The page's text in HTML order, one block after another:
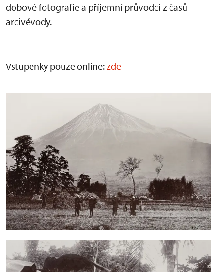
dobové fotografie a příjemní průvodci z časů
arcivévody.
Vstupenky pouze online:zde